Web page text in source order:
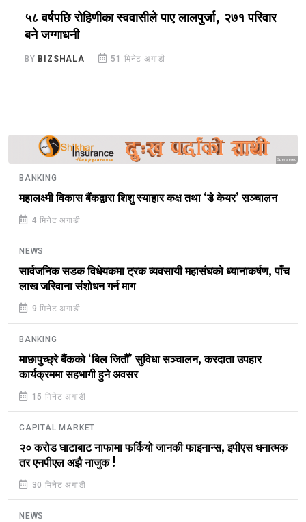
५८ वर्षपछि रोहिणीका स्ववासीले पाए लालपुर्जा, २७१ परिवार
बने जग्गाधनी
BY BIZSHALA 51 मिनेट अगाडी
Sponsored
BANKING
महालक्ष्मी विकास बैंकद्वारा शिशु स्याहार कक्ष तथा ‘डे केयर’ सञ्चालन
4 मिनेट अगाडी
NEWS
सार्वजनिक सडक विधेयकमा ट्रक व्यवसायी महासंघको ध्यानाकर्षण, पाँच
लाख जरिवाना संशोधन गर्न माग
9 मिनेट अगाडी
BANKING
माछापुच्छ्रे बैंकको ‘बिल जितौँ’ सुविधा सञ्चालन, करदाता उपहार
कार्यक्रममा सहभागी हुने अवसर
15 मिनेट अगाडी
CAPITAL MARKET
२० करोड घाटाबाट नाफामा फर्कियो जानकी फाइनान्स, इपीएस धनात्मक
तर एनपीएल अझै नाजुक !
30 मिनेट अगाडी
NEWS